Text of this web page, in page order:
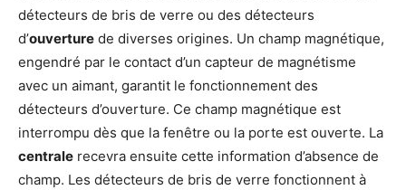
détecteurs de bris de verre ou des détecteurs
d’ouverture de diverses origines. Un champ magnétique,
engendré par le contact d’un capteur de magnétisme
avec un aimant, garantit le fonctionnement des
détecteurs d’ouverture. Ce champ magnétique est
interrompu dès que la fenêtre ou la porte est ouverte. La
centrale recevra ensuite cette information d’absence de
champ. Les détecteurs de bris de verre fonctionnent à